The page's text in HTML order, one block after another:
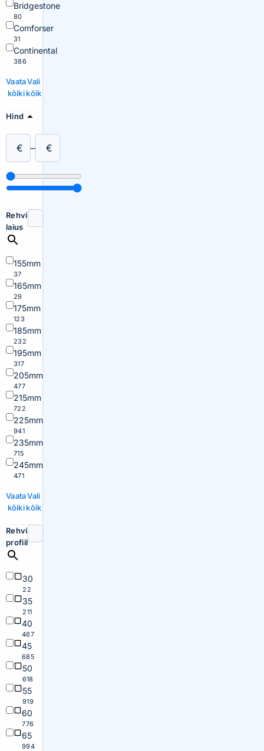
Bridgestone
80
Comforser
31
Continental
386
Vaata
kõiki
Vali
kõik
Hind
€ – €
Rehvi
laius
155mm
37
165mm
29
175mm
123
185mm
232
195mm
317
205mm
477
215mm
722
225mm
941
235mm
715
245mm
471
Vaata
kõiki
Vali
kõik
Rehvi
profiil
30
22
35
211
40
467
45
685
50
618
55
919
60
776
65
994